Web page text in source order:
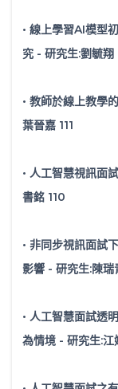
• 線上學習AI模型
究 - 研究生:劉毓翔
• 教師於線上教學
葉晉嘉 111
• 人工智慧視訊面
書銘 110
• 非同步視訊面試
影響 - 研究生:陳瑞
• 人工智慧面試透
為情境 - 研究生:江